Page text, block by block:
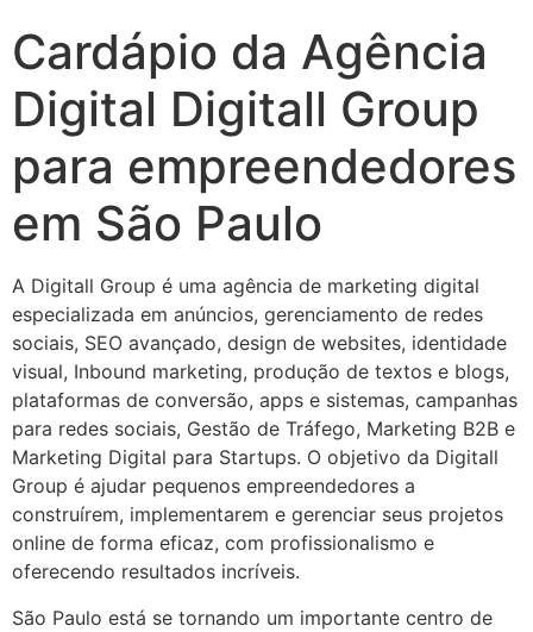
Cardápio da Agência
Digital Digitall Group
para empreendedores
em São Paulo
A Digitall Group é uma agência de marketing digital
especializada em anúncios, gerenciamento de redes
sociais, SEO avançado, design de websites, identidade
visual, Inbound marketing, produção de textos e blogs,
plataformas de conversão, apps e sistemas, campanhas
para redes sociais, Gestão de Tráfego, Marketing B2B e
Marketing Digital para Startups. O objetivo da Digitall
Group é ajudar pequenos empreendedores a
construírem, implementarem e gerenciar seus projetos
online de forma eficaz, com profissionalismo e
oferecendo resultados incríveis.
São Paulo está se tornando um importante centro de